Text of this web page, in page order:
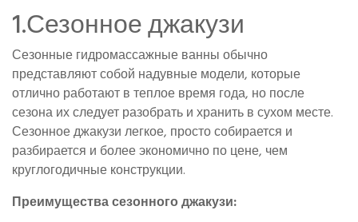
1.Сезонное джакузи
Сезонные гидромассажные ванны обычно
представляют собой надувные модели, которые
отлично работают в теплое время года, но после
сезона их следует разобрать и хранить в сухом месте.
Сезонное джакузи легкое, просто собирается и
разбирается и более экономично по цене, чем
круглогодичные конструкции.
Преимущества сезонного джакузи: